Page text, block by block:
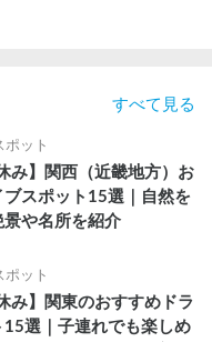
イド
すべて見る
ポット
み】関西（近畿地方）お
ブスポット15選｜自然を
や名所を紹介
ポット
み】関東のおすすめドラ
15選｜子連れでも楽しめ